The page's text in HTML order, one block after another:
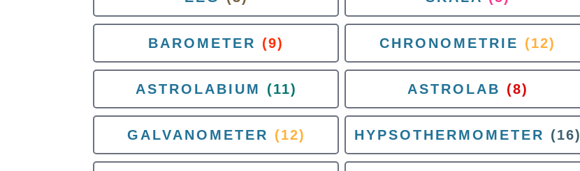
BAROMETER (9) CHRONOMETRIE (12)
ASTROLABIUM (11) ASTROLAB (8)
GALVANOMETER (12) HYPSOTHERMOMETER (16)